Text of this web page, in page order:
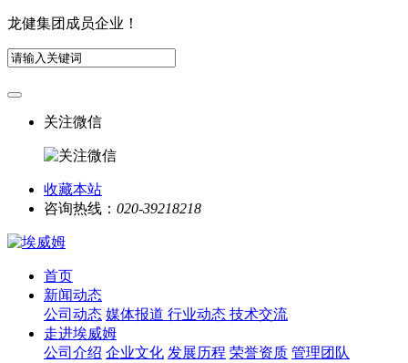
龙健集团成员企业！
关注微信
收藏本站
咨询热线： 020-39218218
首页
新闻动态
公司动态 媒体报道 行业动态 技术交流
走进埃威姆
公司介绍 企业文化 发展历程 荣誉资质 管理团队